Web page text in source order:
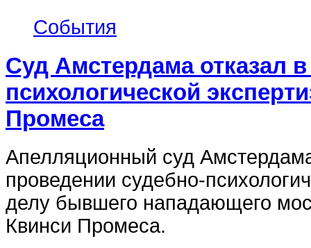
События
Суд Амстердама отказал
психологической
Промеса
Апелляционный суд
проведении судебно-
делу бывшего нападающего
Квинси Промеса.